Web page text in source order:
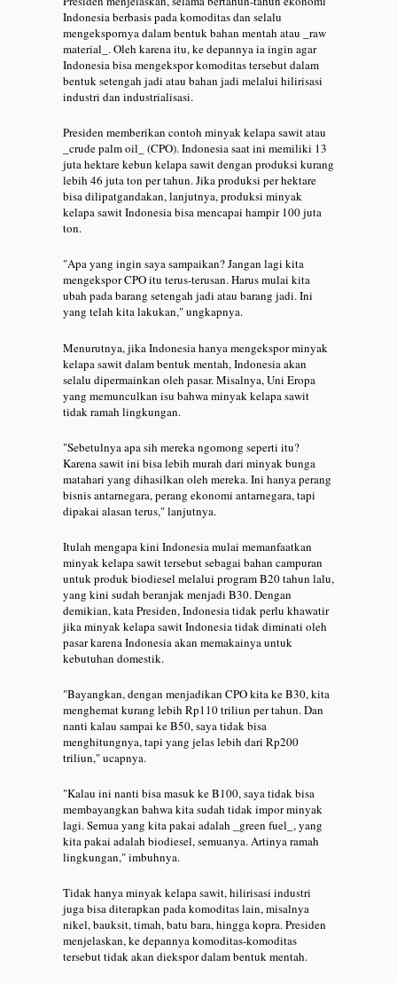
Indonesia berbasis pada komoditas dan selalu
mengekspornya dalam bentuk bahan mentah atau _raw
material_. Oleh karena itu, ke depannya ia ingin agar
Indonesia bisa mengekspor komoditas tersebut dalam
bentuk setengah jadi atau bahan jadi melalui hilirisasi
industri dan industrialisasi.
Presiden memberikan contoh minyak kelapa sawit atau
_crude palm oil_ (CPO). Indonesia saat ini memiliki 13
juta hektare kebun kelapa sawit dengan produksi kurang
lebih 46 juta ton per tahun. Jika produksi per hektare
bisa dilipatgandakan, lanjutnya, produksi minyak
kelapa sawit Indonesia bisa mencapai hampir 100 juta
ton.
"Apa yang ingin saya sampaikan? Jangan lagi kita
mengekspor CPO itu terus-terusan. Harus mulai kita
ubah pada barang setengah jadi atau barang jadi. Ini
yang telah kita lakukan," ungkapnya.
Menurutnya, jika Indonesia hanya mengekspor minyak
kelapa sawit dalam bentuk mentah, Indonesia akan
selalu dipermainkan oleh pasar. Misalnya, Uni Eropa
yang memunculkan isu bahwa minyak kelapa sawit
tidak ramah lingkungan.
"Sebetulnya apa sih mereka ngomong seperti itu?
Karena sawit ini bisa lebih murah dari minyak bunga
matahari yang dihasilkan oleh mereka. Ini hanya perang
bisnis antarnegara, perang ekonomi antarnegara, tapi
dipakai alasan terus," lanjutnya.
Itulah mengapa kini Indonesia mulai memanfaatkan
minyak kelapa sawit tersebut sebagai bahan campuran
untuk produk biodiesel melalui program B20 tahun lalu,
yang kini sudah beranjak menjadi B30. Dengan
demikian, kata Presiden, Indonesia tidak perlu khawatir
jika minyak kelapa sawit Indonesia tidak diminati oleh
pasar karena Indonesia akan memakainya untuk
kebutuhan domestik.
"Bayangkan, dengan menjadikan CPO kita ke B30, kita
menghemat kurang lebih Rp110 triliun per tahun. Dan
nanti kalau sampai ke B50, saya tidak bisa
menghitungnya, tapi yang jelas lebih dari Rp200
triliun," ucapnya.
"Kalau ini nanti bisa masuk ke B100, saya tidak bisa
membayangkan bahwa kita sudah tidak impor minyak
lagi. Semua yang kita pakai adalah _green fuel_, yang
kita pakai adalah biodiesel, semuanya. Artinya ramah
lingkungan," imbuhnya.
Tidak hanya minyak kelapa sawit, hilirisasi industri
juga bisa diterapkan pada komoditas lain, misalnya
nikel, bauksit, timah, batu bara, hingga kopra. Presiden
menjelaskan, ke depannya komoditas-komoditas
tersebut tidak akan diekspor dalam bentuk mentah.